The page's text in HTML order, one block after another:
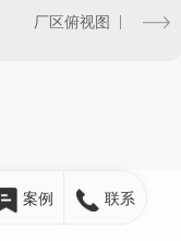
厂区俯视图
案例 联系